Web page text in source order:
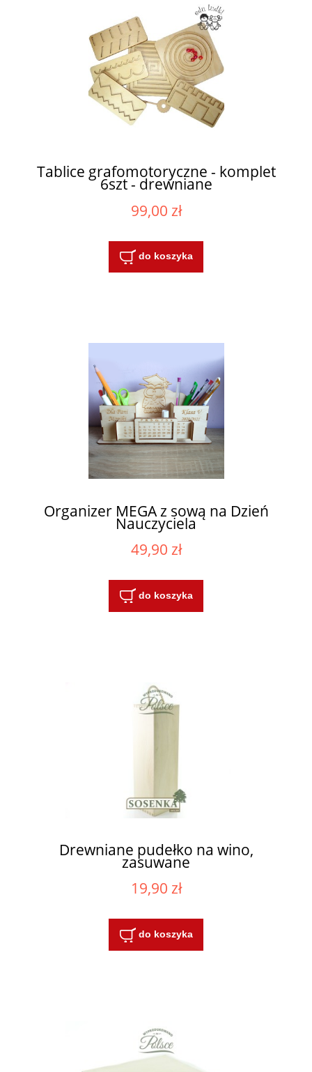
Tablice grafomotoryczne - komplet
6szt - drewniane
99,00 zł
do koszyka
Organizer MEGA z sową na Dzień
Nauczyciela
49,90 zł
do koszyka
Drewniane pudełko na wino,
zasuwane
19,90 zł
do koszyka